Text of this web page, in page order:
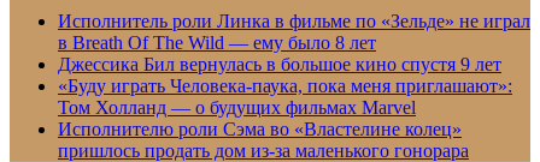
Исполнитель роли Линка в фильме по «Зельде» не играл
в Breath Of The Wild — ему было 8 лет
Джессика Бил вернулась в большое кино спустя 9 лет
«Буду играть Человека-паука, пока меня приглашают»:
Том Холланд — о будущих фильмах Marvel
Исполнителю роли Сэма во «Властелине колец»
пришлось продать дом из-за маленького гонорара